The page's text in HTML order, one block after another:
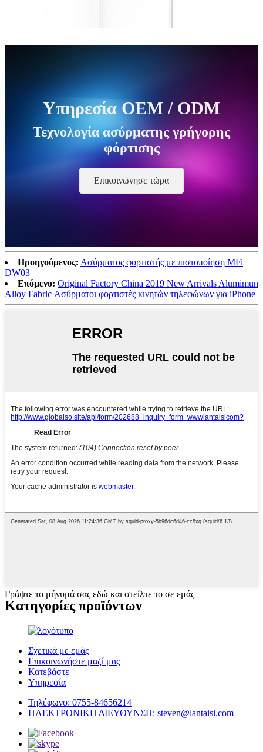
Υπηρεσία OEM / ODM
Τεχνολογία ασύρματης γρήγορης
φόρτισης
Επικοινώνησε τώρα
Προηγούμενος: Ασύρματος φορτιστής με πιστοποίηση MFi
DW03
Επόμενο: Original Factory China 2019 New Arrivals Alumimun
Alloy Fabric Ασύρματοι φορτιστές κινητών τηλεφώνων για iPhone
Γράψτε το μήνυμά σας εδώ και στείλτε το σε εμάς
Κατηγορίες προϊόντων
Σχετικά με εμάς
Επικοινωνήστε μαζί μας
Κατεβάστε
Υπηρεσία
Τηλέφωνο: 0755-84656214
ΗΛΕΚΤΡΟΝΙΚΗ ΔΙΕΥΘΥΝΣΗ: steven@lantaisi.com